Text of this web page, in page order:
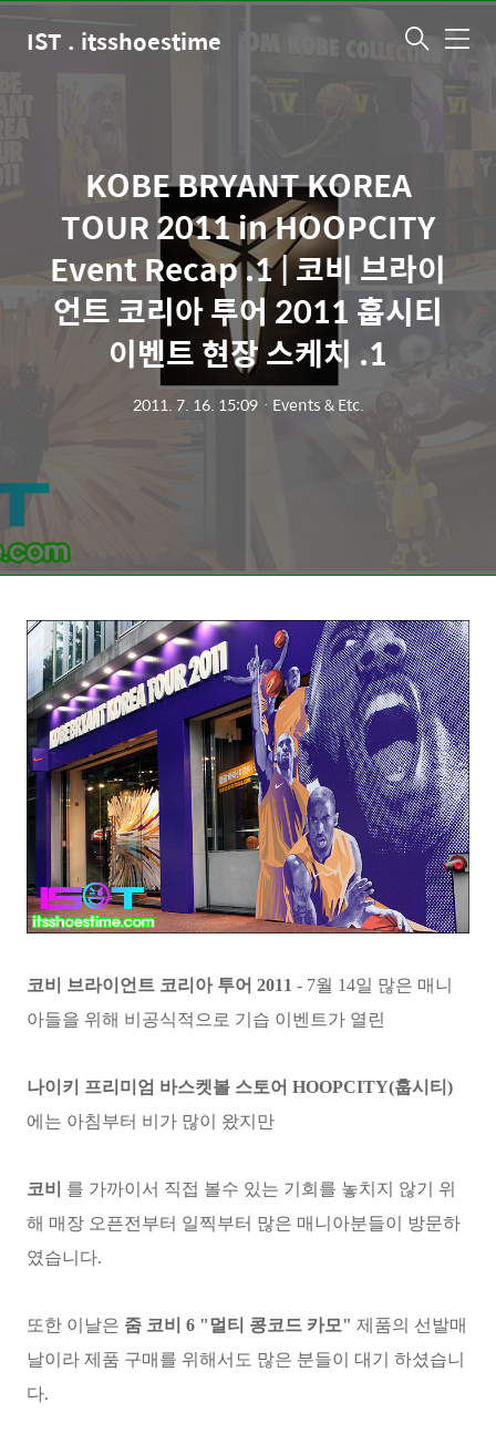
IST . itsshoestime 메
KOBE BRYANT KOREA
TOUR 2011 in HOOPCITY
Event Recap .1 | 코비 브라이
언트 코리아 투어 2011 훕시티
이벤트 현장 스케치 .1
2011. 7. 16. 15:09ㆍ Events & Etc.
코비 브라이언트 코리아 투어 2011 - 7월 14일 많은 매니
아들을 위해 비공식적으로 기습 이벤트가 열린
나이키 프리미엄 바스켓볼 스토어 HOOPCITY(훕시티)
에는 아침부터 비가 많이 왔지만
코비
를 가까이서 직접 볼수 있는 기회를 놓치지 않기 위
해 매장 오픈전부터 일찍부터 많은 매니아분들이 방문하
였습니다.
또한 이날은 줌 코비 6 "멀티 콩코드 카모" 제품의 선발매
날이라 제품 구매를 위해서도 많은 분들이 대기 하셨습니
다.